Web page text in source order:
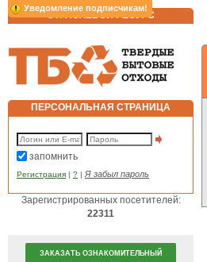
Уведомление подписчикам!
ОТРАСЛЕВОЙ РЕСУРС
ПЕРСОНАЛЬНАЯ СТРАНИЦА
запомнить
Регистрация | ? | Я забыл пароль
Зарегистрированных посетителей:
22311
ЗАКАЗАТЬ ОЗНАКОМИТЕЛЬНЫЙ